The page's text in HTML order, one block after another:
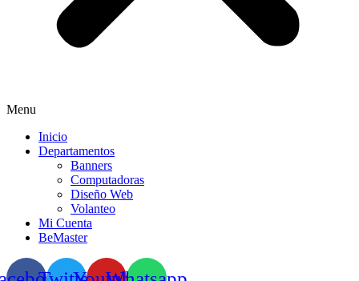
Menu
Inicio
Departamentos
Banners
Computadoras
Diseño Web
Volanteo
Mi Cuenta
BeMaster